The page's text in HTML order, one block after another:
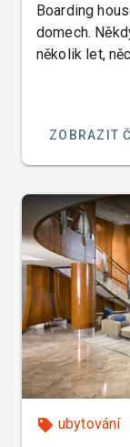
Boarding
domech.
několik let,
ZOBRAZIT
ubytování